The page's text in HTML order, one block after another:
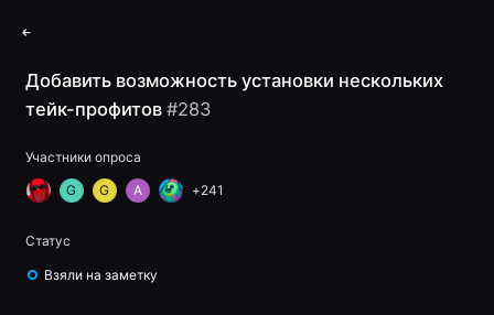
Добавить возможность установки нескольких
тейк-профитов #283
Участники опроса
G G A +241
Статус
Взяли на заметку
Feedback